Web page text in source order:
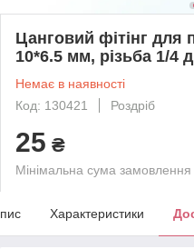
Цанговий фітінг для
10*6.5 мм, різьба 1/4
Немає в наявності
Код: 130421
Роздріб
25 ₴
Мінімальна сума
Характеристики